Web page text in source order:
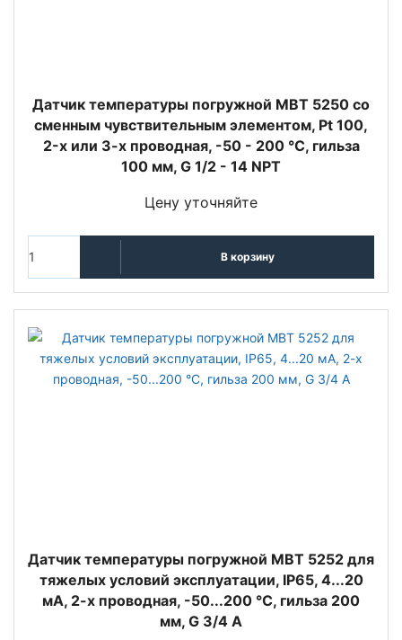
Датчик температуры погружной MBT 5250 со
сменным чувствительным элементом, Pt 100,
2-х или 3-х проводная, -50 - 200 °C, гильза
100 мм, G 1/2 - 14 NPT
Цену уточняйте
В корзину
Датчик температуры погружной MBT 5252 для
тяжелых условий эксплуатации, IP65, 4...20
мА, 2-х проводная, -50...200 °C, гильза 200
мм, G 3/4 А